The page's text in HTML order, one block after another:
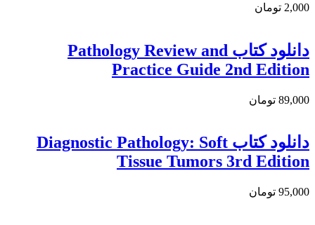
2,000 تومان
دانلود كتاب Pathology Review and
Practice Guide 2nd Edition
89,000 تومان
دانلود کتاب Diagnostic Pathology: Soft
Tissue Tumors 3rd Edition
95,000 تومان